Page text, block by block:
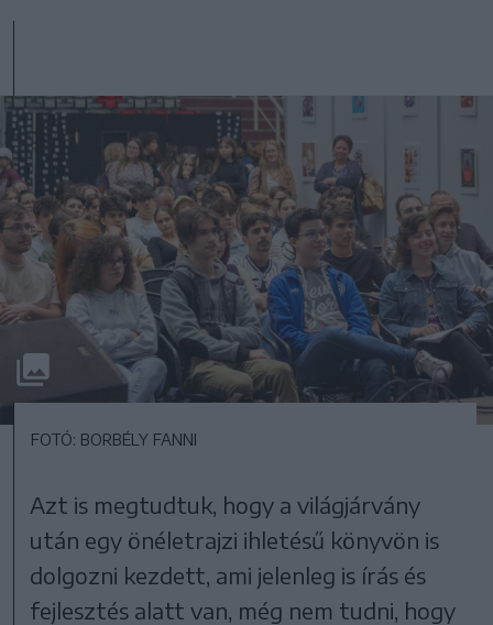
FOTÓ: BORBÉLY FANNI
Azt is megtudtuk, hogy a világjárvány
után egy önéletrajzi ihletésű könyvön is
dolgozni kezdett, ami jelenleg is írás és
fejlesztés alatt van, még nem tudni, hogy